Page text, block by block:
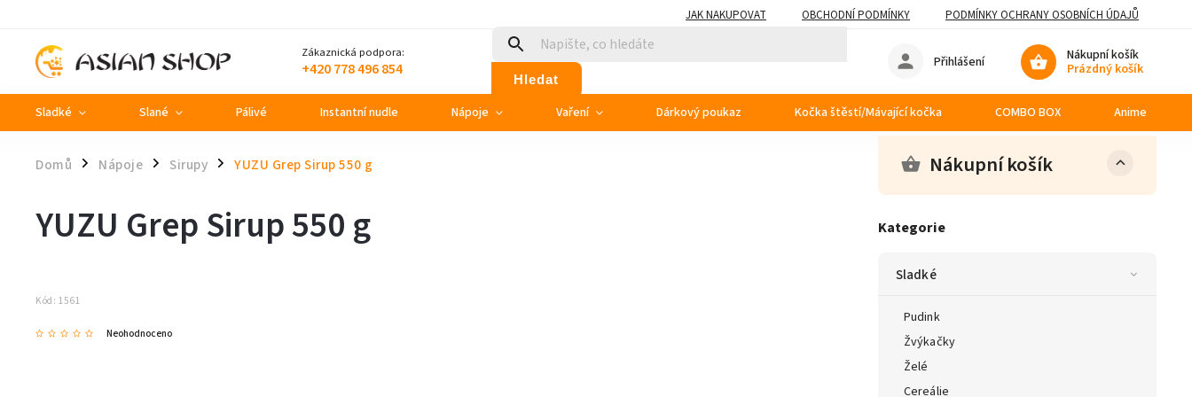
JAK NAKUPOVAT OBCHODNÍ PODMÍNKY PODMÍNKY OCHRANY OSOBNÍCH ÚDAJŮ
Zákaznická podpora:
+420 778 496 854 Hledat
Nákupní košík
Prázdný košík
Přihlášení
Sladké Slané Pálivé Instantní nudle Nápoje Vaření Dárkový poukaz Kočka štěstí/Mávající kočka COMBO BOX Anime
Domů / Nápoje / Sirupy / YUZU Grep Sirup 550 g Nákupní košík
Kategorie
Sladké
Pudink
Žvýkačky
Želé
Cereálie
YUZU Grep Sirup 550 g
Kód: 1561
Neohodnoceno